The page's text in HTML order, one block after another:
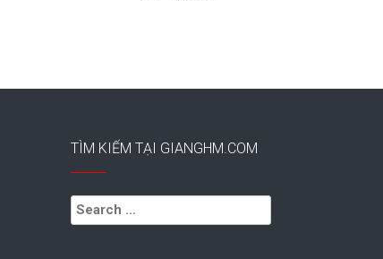
TÌM KIẾM TẠI GIANGHM.COM
Search
for: